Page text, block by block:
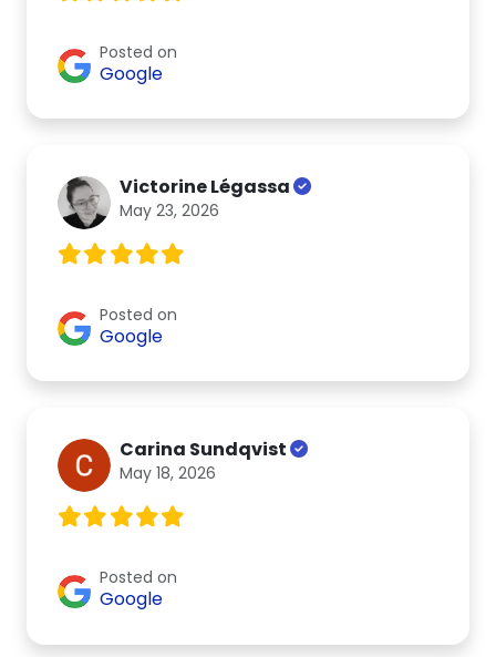
Posted on
Google
Victorine Légassa
May 23, 2026
Posted on
Google
Carina Sundqvist
May 18, 2026
Posted on
Google